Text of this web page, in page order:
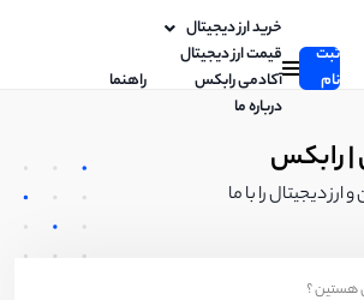
ثبت
نام
خرید ارز دیجیتال
قیمت ارز دیجیتال
آکادمی رابکس
راهنما
درباره ما
| رابکس
دیجیتال را با ما